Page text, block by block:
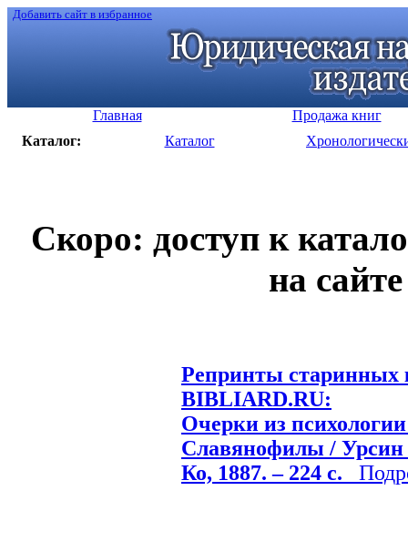
Добавить сайт в избранное
Главная
Продажа книг
Каталог:
Каталог
Скоро: доступ к
на
Репринты старинных
BIBLIARD.RU:
Очерки из
Славянофилы /
Ко, 1887. – 224 c.